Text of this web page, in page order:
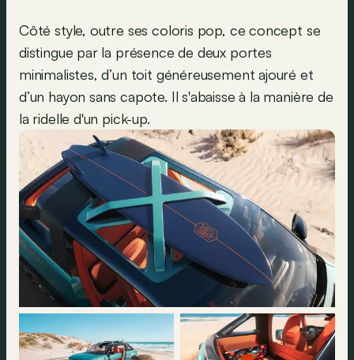
Côté style, outre ses coloris pop, ce concept se
distingue par la présence de deux portes
minimalistes, d’un toit généreusement ajouré et
d’un hayon sans capote. Il s'abaisse à la manière de
la ridelle d'un pick-up.